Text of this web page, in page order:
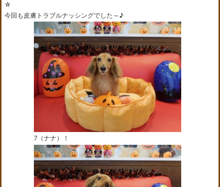
☆
今回も皮膚トラブルナッシングでした～♪
7（ナナ）！